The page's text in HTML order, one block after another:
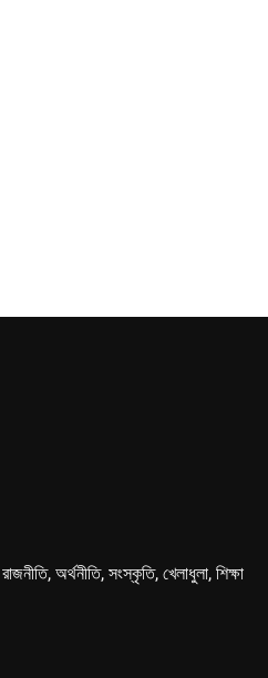
অর্থনীতি, সংস্কৃতি, খেলাধুলা, শিক্ষা